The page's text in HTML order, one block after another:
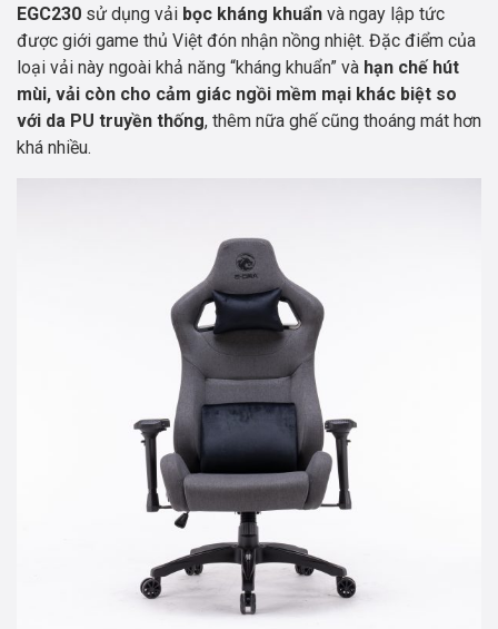
EGC230 sử dụng vải bọc kháng khuẩn và ngay lập tức
được giới game thủ Việt đón nhận nồng nhiệt. Đặc điểm của
loại vải này ngoài khả năng “kháng khuẩn” và hạn chế hút
mùi, vải còn cho cảm giác ngồi mềm mại khác biệt so
với da PU truyền thống, thêm nữa ghế cũng thoáng mát hơn
khá nhiều.